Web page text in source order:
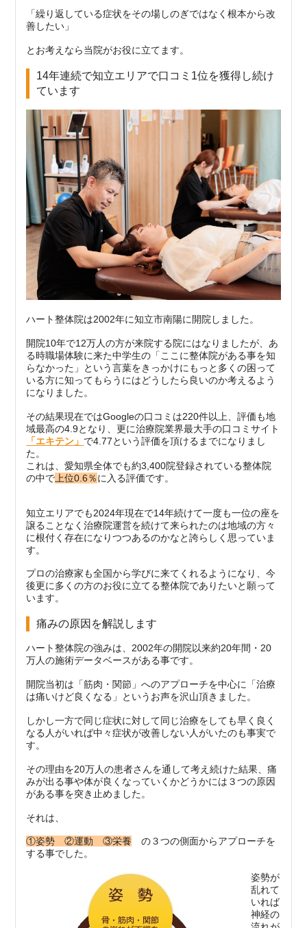
「繰り返している症状をその場しのぎではなく根本から改
善したい」
とお考えなら当院がお役に立てます。
14年連続で知立エリアで口コミ1位を獲得し続け
ています
ハート整体院は2002年に知立市南陽に開院しました。
開院10年で12万人の方が来院する院にはなりましたが、あ
る時職場体験に来た中学生の「ここに整体院がある事を知
らなかった」という言葉をきっかけにもっと多くの困って
いる方に知ってもらうにはどうしたら良いのか考えるよう
になりました。
その結果現在ではGoogleの口コミは220件以上、評価も地
域最高の4.9となり、更に治療院業界最大手の口コミサイト
「エキテン」 で4.77という評価を頂けるまでになりまし
た。
これは、愛知県全体でも約3,400院登録されている整体院
の中で 上位0.6％に入る評価です。
知立エリアでも2024年現在で14年続けて一度も一位の座を
譲ることなく治療院運営を続けて来られたのは地域の方々
に根付く存在になりつつあるのかなと誇らしく思っていま
す。
プロの治療家も全国から学びに来てくれるようになり、今
後更に多くの方のお役に立てる整体院でありたいと願って
います。
痛みの原因を解説します
ハート整体院の強みは、2002年の開院以来約20年間・20
万人の施術データベースがある事です。
開院当初は「筋肉・関節」へのアプローチを中心に「治療
は痛いけど良くなる」というお声を沢山頂きました。
しかし一方で同じ症状に対して同じ治療をしても早く良く
なる人がいれば中々症状が改善しない人がいたのも事実で
す。
その理由を20万人の患者さんを通して考え続けた結果、痛
みが出る事や体が良くなっていくかどうかには３つの原因
がある事を突き止めました。
それは、
①姿勢 ②運動 ③栄養 の３つの側面からアプローチを
する事でした。
姿勢が
乱れて
いれば
神経の